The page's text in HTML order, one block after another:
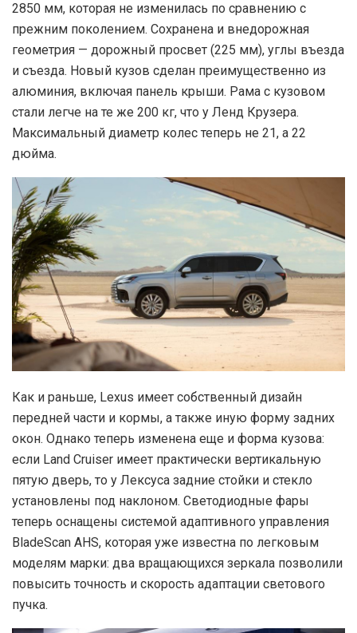
2850 мм, которая не изменилась по сравнению с
прежним поколением. Сохранена и внедорожная
геометрия — дорожный просвет (225 мм), углы въезда
и съезда. Новый кузов сделан преимущественно из
алюминия, включая панель крыши. Рама с кузовом
стали легче на те же 200 кг, что у Ленд Крузера.
Максимальный диаметр колес теперь не 21, а 22
дюйма.
Как и раньше, Lexus имеет собственный дизайн
передней части и кормы, а также иную форму задних
окон. Однако теперь изменена еще и форма кузова:
если Land Cruiser имеет практически вертикальную
пятую дверь, то у Лексуса задние стойки и стекло
установлены под наклоном. Cветодиодные фары
теперь оснащены системой адаптивного управления
BladeScan AHS, которая уже известна по легковым
моделям марки: два вращающихся зеркала позволили
повысить точность и скорость адаптации светового
пучка.